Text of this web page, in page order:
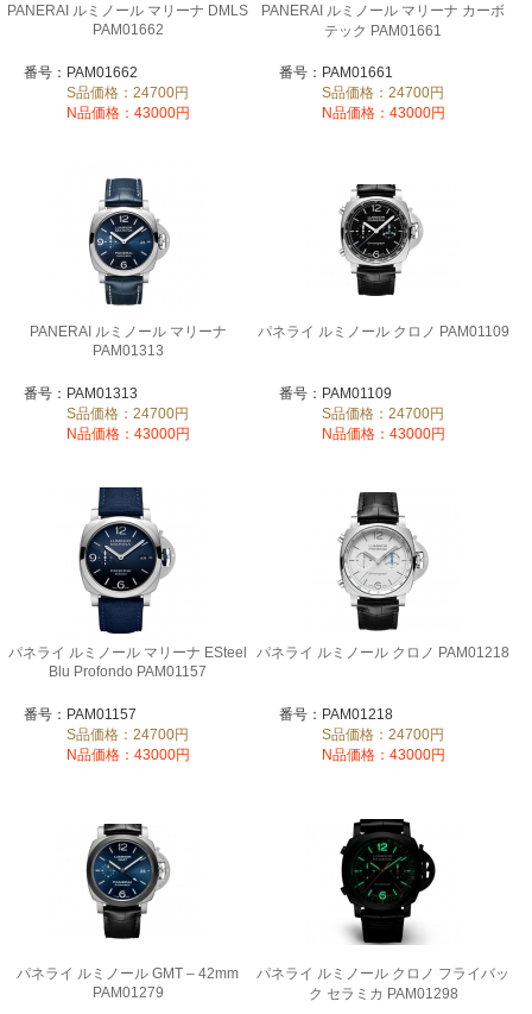
PANERAI ルミノール マリーナ DMLS
PAM01662
番号：PAM01662
S品価格：24700円
N品価格：43000円
PANERAI ルミノール マリーナ カーボ
テック PAM01661
番号：PAM01661
S品価格：24700円
N品価格：43000円
PANERAI ルミノール マリーナ
PAM01313
番号：PAM01313
S品価格：24700円
N品価格：43000円
パネライ ルミノール クロノ PAM01109
番号：PAM01109
S品価格：24700円
N品価格：43000円
パネライ ルミノール マリーナ ESteel
Blu Profondo PAM01157
番号：PAM01157
S品価格：24700円
N品価格：43000円
パネライ ルミノール クロノ PAM01218
番号：PAM01218
S品価格：24700円
N品価格：43000円
パネライ ルミノール GMT – 42mm
PAM01279
パネライ ルミノール クロノ フライバッ
ク セラミカ PAM01298